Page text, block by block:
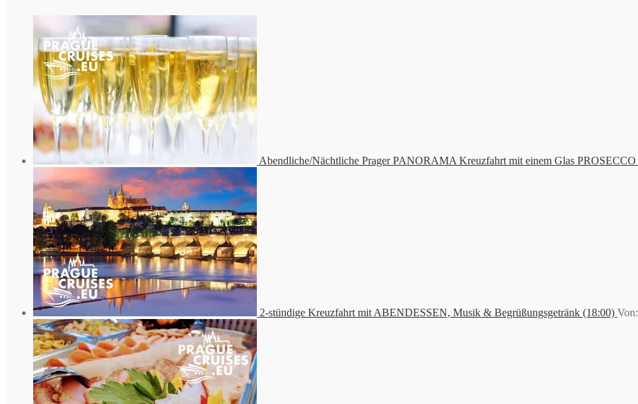
Abendliche/Nächtliche Prager PANORAMA Kreuzfahrt mit einem Glas PROSECCO
2-stündige Kreuzfahrt mit ABENDESSEN, Musik & Begrüßungsgetränk (18:00) Von: